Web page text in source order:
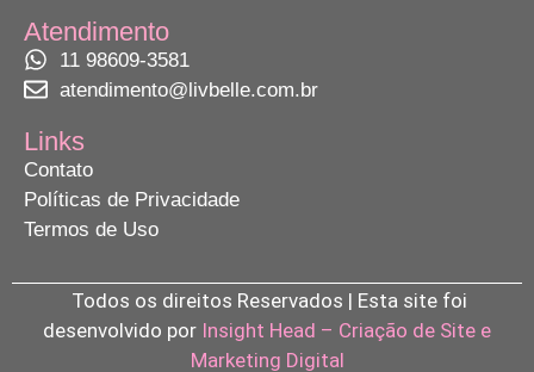
Atendimento
11 98609-3581
atendimento@livbelle.com.br
Links
Contato
Políticas de Privacidade
Termos de Uso
Todos os direitos Reservados | Esta site foi
desenvolvido por Insight Head – Criação de Site e
Marketing Digital